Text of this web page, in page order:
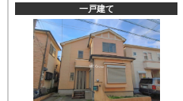
一戸建て